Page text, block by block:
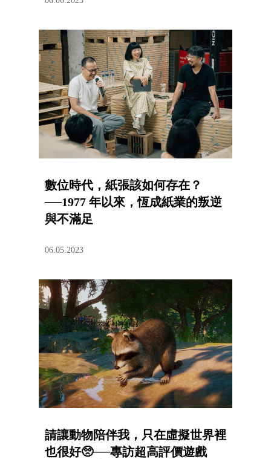
數位時代，紙張該如何存在？
──1977 年以來，恆成紙業的叛逆
與不滿足
06.05.2023
請讓動物陪伴我，只在虛擬世界裡
也很好🥺──專訪超高評價遊戲